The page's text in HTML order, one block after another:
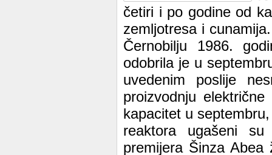
četiri i po godine od
zemljotresa i
Černobilju 1986.
odobrila je u
uvedenim poslije
proizvodnju
kapacitet u
reaktora ugašeni
premijera Šinza